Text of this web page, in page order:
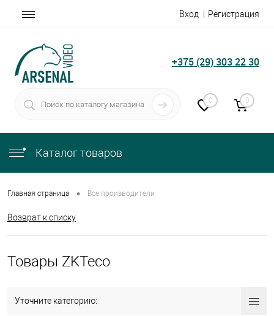
Вход Регистрация
+375 (29) 303 22 30
0 0
Каталог товаров
Главная страница • Все производители
Возврат к списку
Товары ZKTeco
Уточните категорию: